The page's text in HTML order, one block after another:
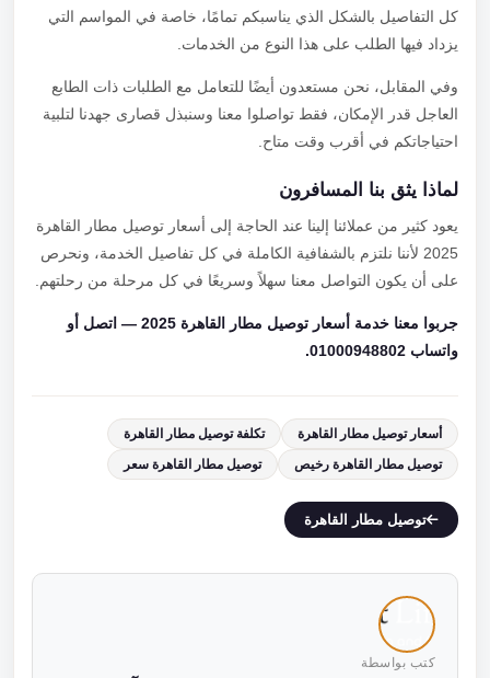
كل التفاصيل بالشكل الذي يناسبكم تمامًا، خاصة في المواسم التي
يزداد فيها الطلب على هذا النوع من الخدمات.
وفي المقابل، نحن مستعدون أيضًا للتعامل مع الطلبات ذات الطابع
العاجل قدر الإمكان، فقط تواصلوا معنا وسنبذل قصارى جهدنا لتلبية
احتياجاتكم في أقرب وقت متاح.
لماذا يثق بنا المسافرون
يعود كثير من عملائنا إلينا عند الحاجة إلى أسعار توصيل مطار القاهرة
2025 لأننا نلتزم بالشفافية الكاملة في كل تفاصيل الخدمة، ونحرص
على أن يكون التواصل معنا سهلاً وسريعًا في كل مرحلة من رحلتهم.
جربوا معنا خدمة أسعار توصيل مطار القاهرة 2025 — اتصل أو
واتساب 01000948802.
أسعار توصيل مطار القاهرة
تكلفة توصيل مطار القاهرة
توصيل مطار القاهرة رخيص
توصيل مطار القاهرة سعر
توصيل مطار القاهرة
كتب بواسطة